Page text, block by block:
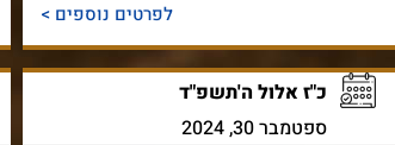
לפרטים נוספים >
כ"ז אלול ה'תשפ"ד
ספטמבר 30, 2024